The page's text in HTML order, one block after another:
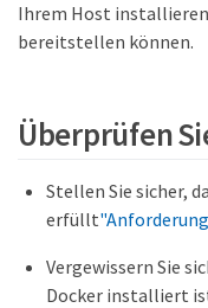
Ihrem Host
bereitstellen können.
Überprüfen
Stellen Sie sicher,
erfüllt
Vergewissern Sie
Docker installiert